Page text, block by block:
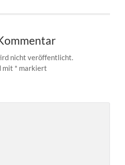
nicht veröffentlicht.
mit * markiert